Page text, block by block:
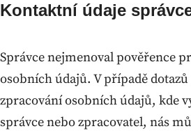
Kontaktní údaje
Správce nejmenoval pověřence
osobních údajů. V případě
zpracování osobních údajů, kde
správce nebo zpracovatel, nás